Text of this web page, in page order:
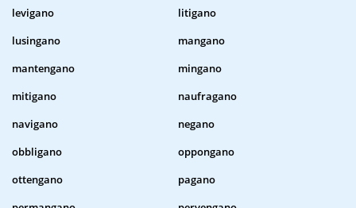
levigano
litigano
lusingano
mangano
mantengano
mingano
mitigano
naufragano
navigano
negano
obbligano
oppongano
ottengano
pagano